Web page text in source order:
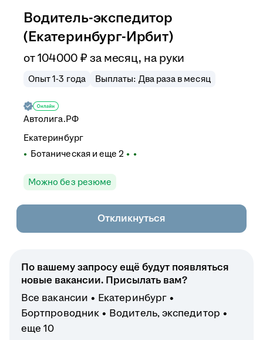
Водитель-экспедитор
(Екатеринбург-Ирбит)
от104 000 ₽ за месяц, на руки
Опыт 1-3 года Выплаты: Два раза в месяц
Автолига.РФ
Екатеринбург
Ботаническая и еще 2
Можно без резюме
Откликнуться
По вашему запросу ещё будут появляться
новые вакансии. Присылать вам?
Все вакансии
Екатеринбург
Бортпроводник
Водитель, экспедитор
еще 10